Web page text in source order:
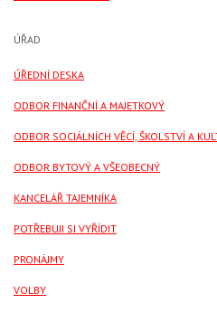
ÚŘAD
ÚŘEDNÍ DESKA
ODBOR FINANČNÍ A MAJETKOVÝ
ODBOR SOCIÁLNÍCH VĚCÍ, ŠKOLSTVÍ A
ODBOR BYTOVÝ A VŠEOBECNÝ
KANCELÁŘ TAJEMNÍKA
POTŘEBUJI SI VYŘÍDIT
PRONÁJMY
VOLBY